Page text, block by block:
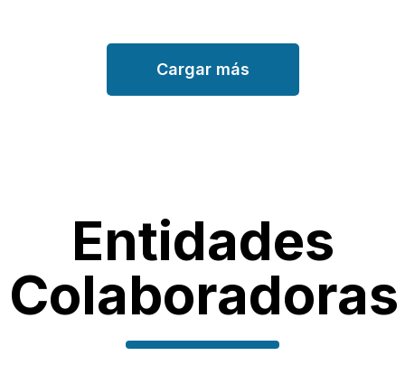
Cargar más
Entidades
Colaboradoras